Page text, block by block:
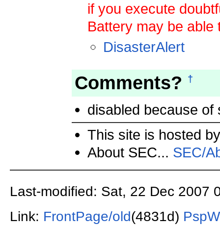
if you execute
Battery may be able
DisasterAlert
Comments? †
disabled because
This site is hosted
About SEC... SEC/
Last-modified: Sat, 22 Dec 2007
Link: FrontPage/old(4831d)